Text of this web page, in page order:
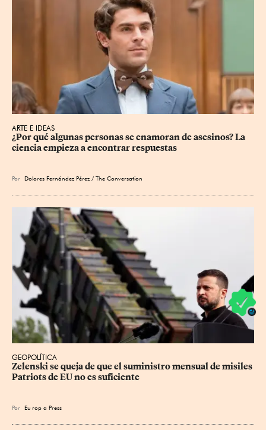
ARTE E IDEAS
¿Por qué algunas personas se enamoran de asesinos? La
ciencia empieza a encontrar respuestas
Por Dolores Fernández Pérez / The Conversation
GEOPOLÍTICA
Zelenski se queja de que el suministro mensual de misiles
Patriots de EU no es suficiente
Por Eu rop a Press